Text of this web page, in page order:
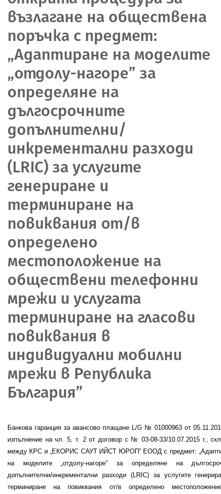
възлагане на обществена
поръчка с предмет:
„Адаптиране на моделите
„отдолу-нагоре” за
определяне на
дългосрочните
допълнителни/
инкрементални разходи
(LRIC) за услугите
генериране и
терминиране на
повиквания от/в
определено
местоположение на
обществени телефонни
мрежи и услугата
терминиране на гласови
повиквания в
индивидуални мобилни
мрежи в Република
България”
Банкова гаранция за авансово плащане L/G №01000963от
изпълнение на чл. 5, т. 2 от договор с № 03-08-33/1 0. 07.201 5г.,
между КРС и „ЕКОРИС САУТ ИЙСТ ЮРОП” ЕООД с предмет: „
на моделите „отдолу-нагоре” за определяне на
допълнителни/инкрементални разходи (LRIC) за услугите
терминиране на повиквания от/в определено